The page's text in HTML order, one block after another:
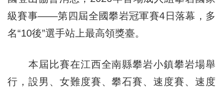
級賽事——第四屆全國攀岩冠軍賽4日落幕，多
名“10後”選手站上最高領獎臺。
本屆比賽在江西全南縣攀岩小鎮攀岩場舉
行，設男、女難度賽、攀石賽、速度賽、速度